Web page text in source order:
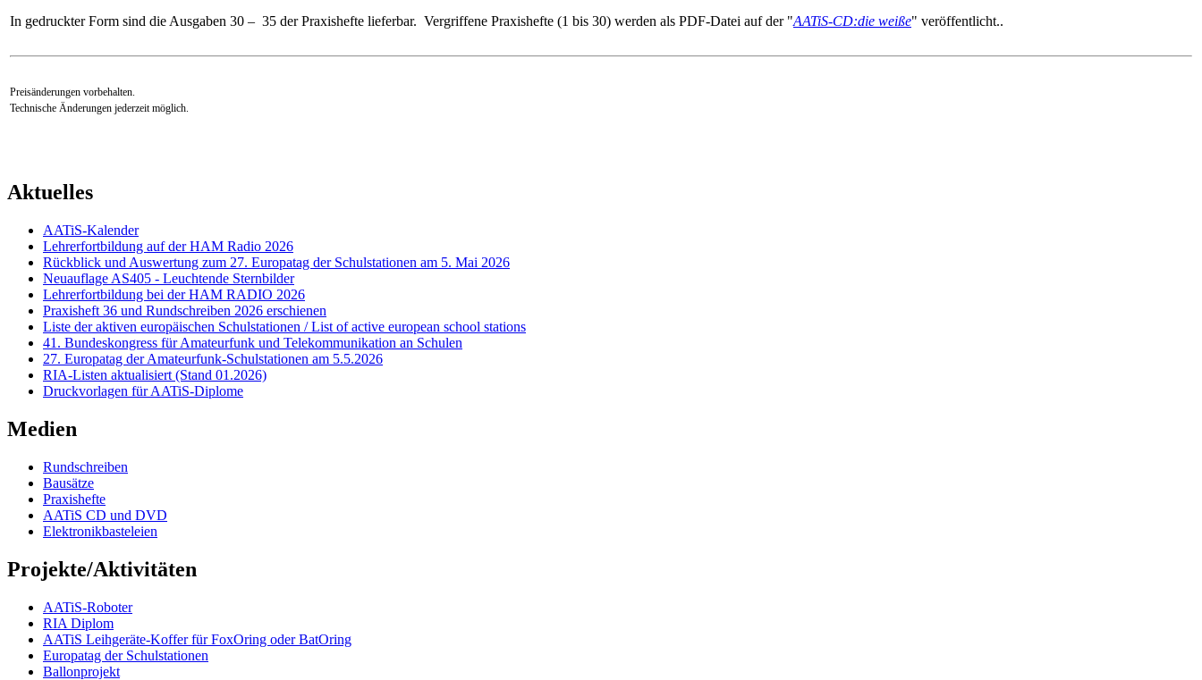
In gedruckter Form sind die Ausgaben 30 – 35 der Praxishefte lieferbar. Vergriffene Praxishefte (1 bis 30) werden als PDF-Datei auf der "AATiS-CD:die weiße" veröffentlicht..
Preisänderungen vorbehalten.
Technische Änderungen jederzeit möglich.
Aktuelles
AATiS-Kalender
Lehrerfortbildung auf der HAM Radio 2026
Rückblick und Auswertung zum 27. Europatag der Schulstationen am 5. Mai 2026
Neuauflage AS405 - Leuchtende Sternbilder
Lehrerfortbildung bei der HAM RADIO 2026
Praxisheft 36 und Rundschreiben 2026 erschienen
Liste der aktiven europäischen Schulstationen / List of active european school stations
41. Bundeskongress für Amateurfunk und Telekommunikation an Schulen
27. Europatag der Amateurfunk-Schulstationen am 5.5.2026
RIA-Listen aktualisiert (Stand 01.2026)
Druckvorlagen für AATiS-Diplome
Medien
Rundschreiben
Bausätze
Praxishefte
AATiS CD und DVD
Elektronikbasteleien
Projekte/Aktivitäten
AATiS-Roboter
RIA Diplom
AATiS Leihgeräte-Koffer für FoxOring oder BatOring
Europatag der Schulstationen
Ballonprojekt